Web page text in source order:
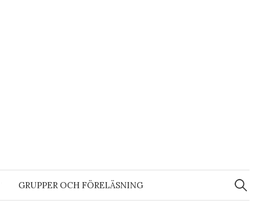
GRUPPER OCH FÖRELÄSNING
Sök
efter: